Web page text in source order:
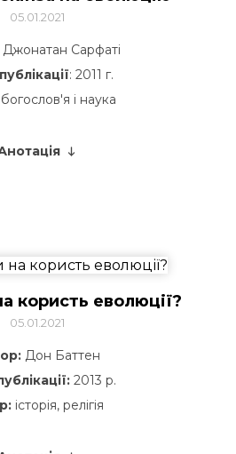
05.01.2021
Джонатан Сарфаті
: 2011 г.
і наука
користь еволюції?
05.01.2021
Дон Баттен
2013 р.
історія, релігія